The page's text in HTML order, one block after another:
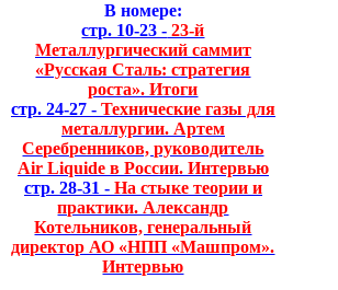
В номере:
стр. 10-23 - 23-й
Металлургический саммит
«Русская Сталь: стратегия
роста». Итоги
стр. 24-27 - Технические газы для
металлургии. Артем
Серебренников, руководитель
Air Liquide в России. Интервью
стр. 28-31 - На стыке теории и
практики. Александр
Котельников, генеральный
директор АО «НПП «Машпром».
Интервью